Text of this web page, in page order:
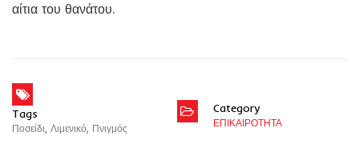
αίτια του θανάτου.
Tags
Ποσείδι, Λιμενικό, Πνιγμός
Category
ΕΠΙΚΑΙΡΟΤΗΤΑ